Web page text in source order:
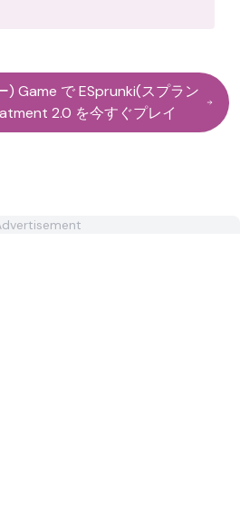
) Game で ESprunki(スプラン
2.0 を今すぐプレイ